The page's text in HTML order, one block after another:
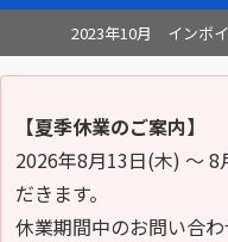
2023年10月 インボ
【夏季休業のご案内】
2026年8月13日(木) ～
だきます。
休業期間中のお問い合